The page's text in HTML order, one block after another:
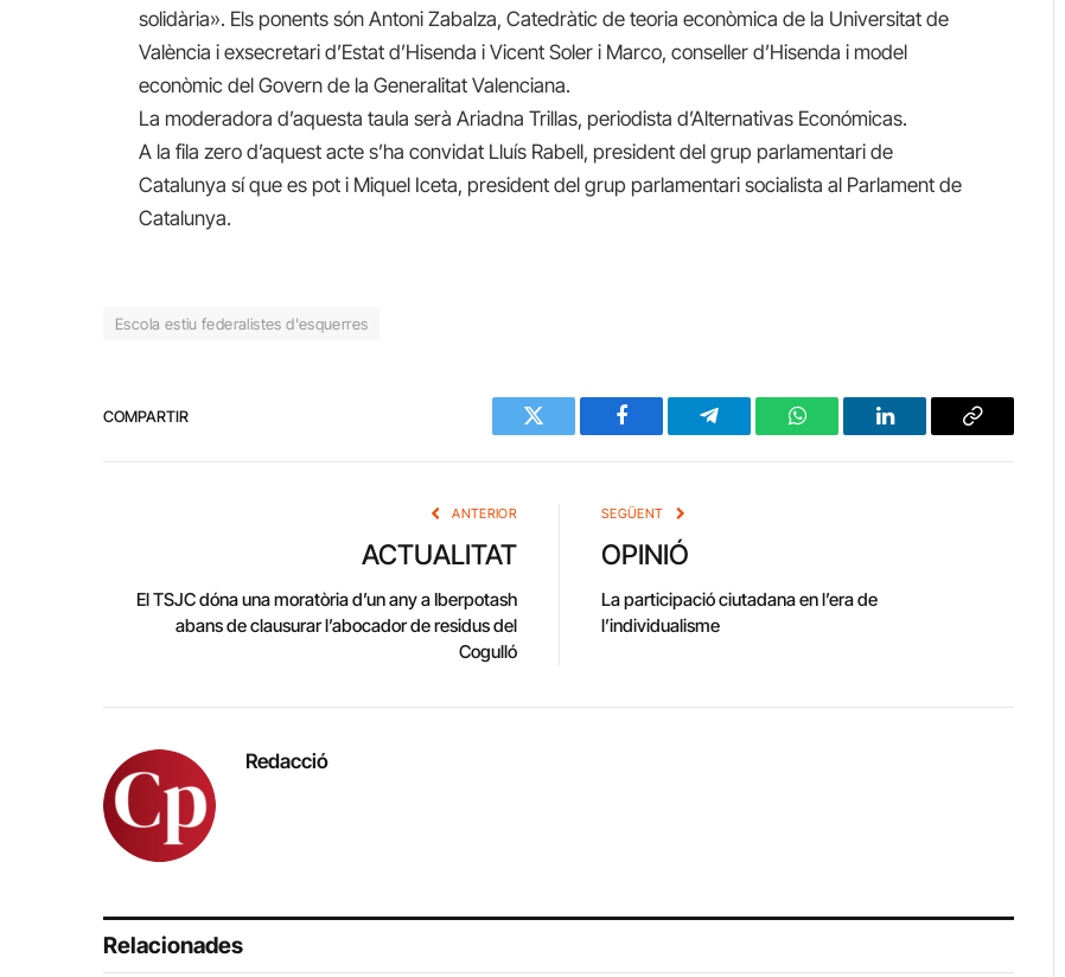
solidària». Els ponents són Antoni Zabalza, Catedràtic de teoria econòmica de la Universitat de
València i exsecretari d’Estat d’Hisenda i Vicent Soler i Marco, conseller d’Hisenda i model
econòmic del Govern de la Generalitat Valenciana.
La moderadora d’aquesta taula serà Ariadna Trillas, periodista d’Alternativas Económicas.
A la fila zero d’aquest acte s’ha convidat Lluís Rabell, president del grup parlamentari de
Catalunya sí que es pot i Miquel Iceta, president del grup parlamentari socialista al Parlament de
Catalunya.
Escola estiu federalistes d'esquerres
COMPARTIR
Twitter Facebook Telegram WhatsAppLinkedIn Copy
ANTERIOR
ACTUALITAT
El TSJC dóna una moratòria d’un any a Iberpotash
abans de clausurar l’abocador de residus del
Cogulló
SEGÜENT
OPINIÓ
La participació ciutadana en l’era de
l’individualisme
Redacció
Relacionades